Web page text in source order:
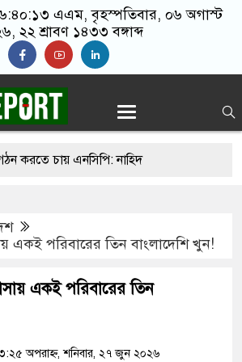
এএম, বৃহস্পতিবার, ০৬ অগাস্ট
২২ শ্রাবণ ১৪৩৩ বঙ্গাব্দ
চায় এনসিপি: নাহিদ
ওপর হামলার নির্দেশ
পদেই থাকছেন ইনফান্তিনো
ভেঙে পড়বে না’: কলকাতা
একই পরিবারের তিন বাংলাদেশি খুন!
একই পরিবারের তিন
অপরাহ্ন, শনিবার, ২৭ জুন ২০২৬